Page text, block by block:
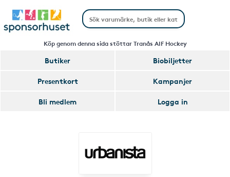
Köp genom denna sida stöttar Tranås AIF Hockey
Butiker
Biobiljetter
Presentkort
Kampanjer
Bli medlem
Logga in